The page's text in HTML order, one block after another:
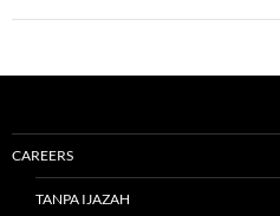
CAREERS
TANPA IJAZAH